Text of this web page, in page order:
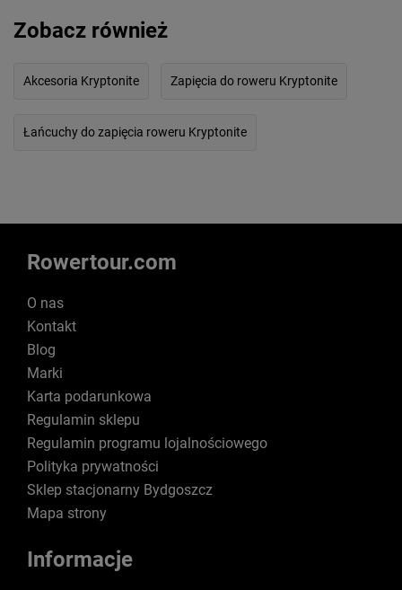
Zobacz również
Akcesoria Kryptonite Zapięcia do roweru Kryptonite
Łańcuchy do zapięcia roweru Kryptonite
Rowertour.com
O nas
Kontakt
Blog
Marki
Karta podarunkowa
Regulamin sklepu
Regulamin programu lojalnościowego
Polityka prywatności
Sklep stacjonarny Bydgoszcz
Mapa strony
Informacje